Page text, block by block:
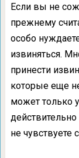
Если вы не
прежнему
особо
извиняться.
принести
которые еще
может только
не чувствуете